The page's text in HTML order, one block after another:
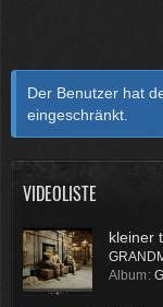
Der Benutzer hat
eingeschränkt.
VIDEOLISTE
kleiner
Album